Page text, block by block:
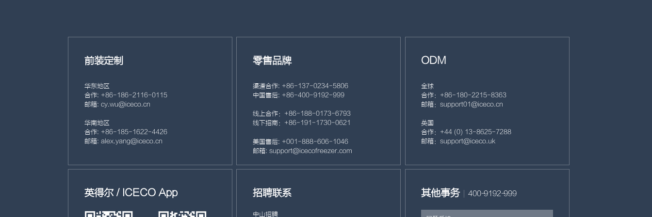
前装定制
华东地区
合作: +86- 186- 2116- 0115
邮箱: cy.wu@iceco.cn
华南地区
合作: +86- 185- 1622- 4426
邮箱: alex.yang@iceco.cn
零售品牌
渠道合作: +86- 137- 0234- 5806
中国售后: +86- 400- 9192- 999
线上合作：+86- 188- 0173- 6793
线下招商：+86- 191- 1730- 0621
美国售后: +001- 888- 606- 1046
邮箱: support@icecofreezer.com
ODM
全球
合作：+86- 180- 2215- 8363
邮箱：support01@iceco.cn
英国
合作：+44 (0) 13- 8625- 7288
邮箱：support@iceco.uk
英得尔 / ICECO App 招聘联系
中山招聘
其他事务 400-9192-999